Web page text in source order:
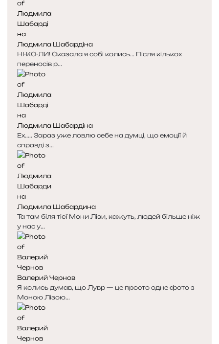
н
к
а
н
к
а
Людмила Шабардіна
НІ-КО-ЛИ! Сказала я собі колись... Після кількох
переносів р...
Людмила Шабардіна
Ех..... Зараз уже ловлю себе на думці, що емоції й
справді з...
Людмила Шабардина
Та там біля тієї Мони Лізи, кажуть, людей більше ніж
у нас у...
Валерий Чернов
Я колись думав, що Лувр — це просто одне фото з
Моною Лізою...